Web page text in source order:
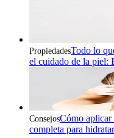
PropiedadesTodo lo
el cuidado de la piel:
ConsejosCómo aplicar
completa para